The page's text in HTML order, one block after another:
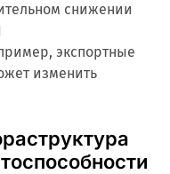
снижении
экспортные
изменить